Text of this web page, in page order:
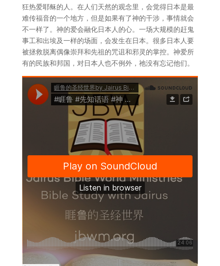
狂热爱耶稣的人。在人们天然的观念里，会觉得日本是最
难传福音的一个地方，但是如果有了神的干涉，事情就会
不一样了。神的爱会融化日本人的心。一场大规模的赶鬼
事工和出埃及一样的场面，会发生在日本。很多日本人要
被拯救脱离偶像崇拜和先祖的咒诅和邪灵的掌控。神爱所
有的民族和邦国，对日本人也不例外，祂没有忘记他们。